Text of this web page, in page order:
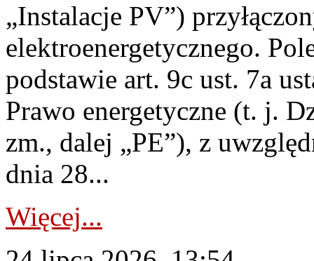
„Instalacje PV”)
elektroenergetycznego.
podstawie art. 9c ust. 7a
Prawo energetyczne (t. j.
zm., dalej „PE”), z
dnia 28...
Więcej...